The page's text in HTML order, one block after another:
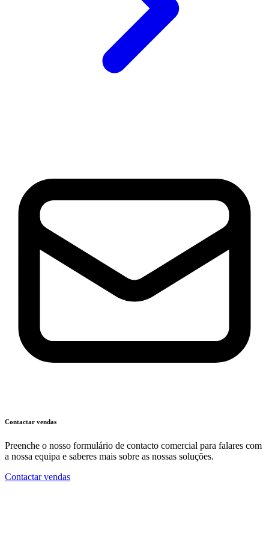
Contactar vendas
Preenche o nosso formulário de contacto comercial para falares com
a nossa equipa e saberes mais sobre as nossas soluções.
Contactar vendas